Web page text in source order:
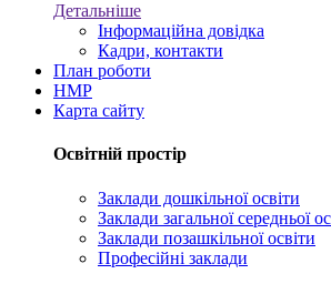
Детальніше
Інформаційна довідка
Кадри, контакти
План роботи
НМР
Карта сайту
Освітній простір
Заклади дошкільної освіти
Заклади загальної середньої
Заклади позашкільної освіти
Професійні заклади